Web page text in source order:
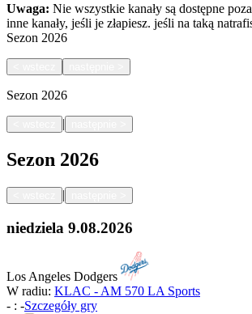
Uwaga: Nie wszystkie kanały są dostępne
inne kanały, jeśli je złapiesz. jeśli na taką
Sezon 2026
Sezon 2026
|
Sezon 2026
|
niedziela 9.08.2026
Los Angeles Dodgers
W radiu: KLAC - AM 570 LA Sports
- : -Szczegóły gry